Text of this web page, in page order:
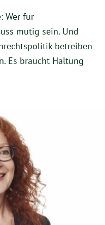
Wer für
mutig sein. Und
betreiben
Es braucht Haltung